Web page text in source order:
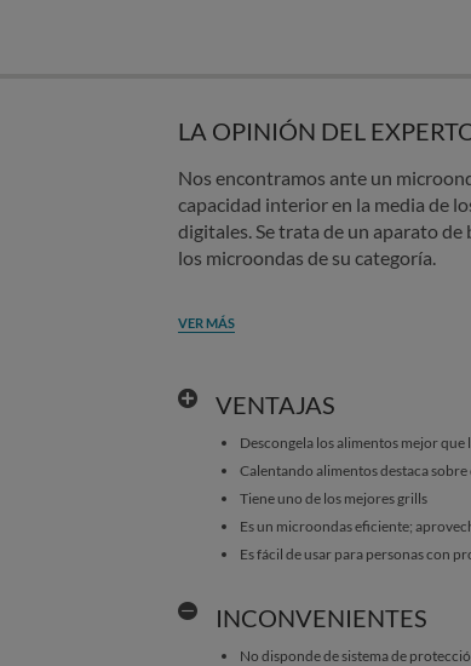
LA OPINIÓN DEL
Nos encontramos ante un
capacidad interior en la media de
digitales. Se trata de un aparato
los microondas de su categoría.
VER MÁS
VENTAJAS
Descongela los alimentos mejor que
Calentando alimentos destaca
Tiene uno de los mejores grills
Es un microondas eficiente;
Es fácil de usar para personas con
INCONVENIENTES
No disponde de sistema de